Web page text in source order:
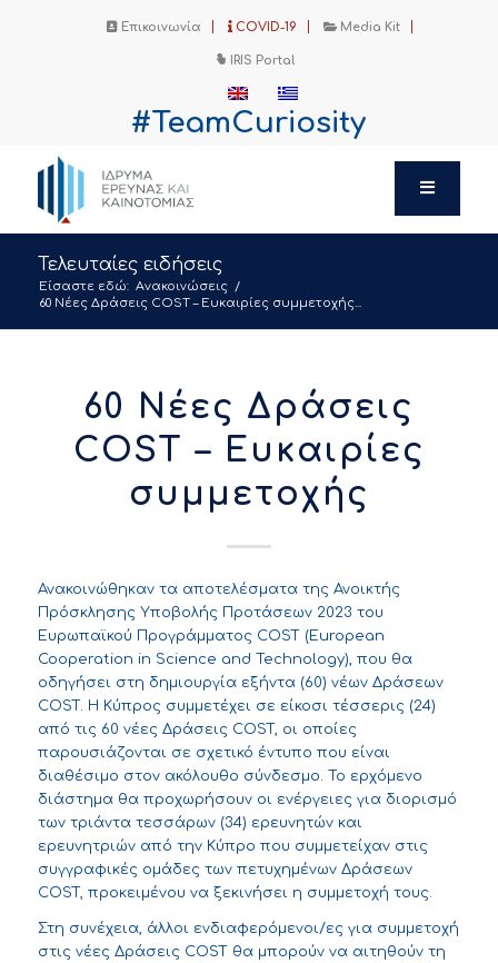
Επικοινωνία COVID-19 Media Kit
IRIS Portal
#TeamCuriosity
Τελευταίες ειδήσεις
Είσαστε εδώ: Ανακοινώσεις /
60 Νέες Δράσεις COST – Ευκαιρίες συμμετοχής...
60 Νέες Δράσεις
COST – Ευκαιρίες
συμμετοχής
Ανακοινώθηκαν τα αποτελέσματα της Ανοικτής
Πρόσκλησης Υποβολής Προτάσεων 2023 του
Ευρωπαϊκού Προγράμματος COST
(European
Cooperation in Science and Technology), που θα
οδηγήσει στη δημιουργία εξήντα (60) νέων Δράσεων
COST. Η Κύπρος συμμετέχει σε είκοσι τέσσερις (24)
από τις 60 νέες Δράσεις COST, οι οποίες
παρουσιάζονται σε σχετικό έντυπο που είναι
διαθέσιμο στον ακόλουθο σύνδεσμο. Το ερχόμενο
διάστημα θα προχωρήσουν οι ενέργειες για διορισμό
των τριάντα τεσσάρων (34) ερευνητών και
ερευνητριών από την Κύπρο που συμμετείχαν στις
συγγραφικές ομάδες των πετυχημένων Δράσεων
COST, προκειμένου να ξεκινήσει η συμμετοχή τους.
Στη συνέχεια, άλλοι ενδιαφερόμενοι/ες για συμμετοχή
στις νέες Δράσεις COST θα μπορούν να αιτηθούν τη